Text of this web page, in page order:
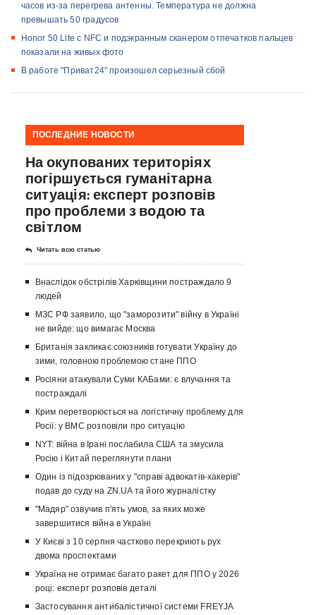
часов из-за перегрева антенны. Температура не должна
превышать 50 градусов
Honor 50 Lite с NFC и подэкранным сканером отпечатков пальцев
показали на живых фото
В работе "Приват24" произошел серьезный сбой
ПОСЛЕДНИЕ НОВОСТИ
На окупованих територіях
погіршується гуманітарна
ситуація: експерт розповів
про проблеми з водою та
світлом
Читать всю статью
Внаслідок обстрілів Харківщини постраждало 9
людей
МЗС РФ заявило, що "заморозити" війну в Україні
не вийде: що вимагає Москва
Британія закликає союзників готувати Україну до
зими, головною проблемою стане ППО
Росіяни атакували Суми КАБами: є влучання та
постраждалі
Крим перетворюється на логістичну проблему для
Росії: у ВМС розповіли про ситуацію
NYT: війна в Ірані послабила США та змусила
Росію і Китай переглянути плани
Один із підозрюваних у "справі адвокатів-хакерів"
подав до суду на ZN.UA та його журналістку
"Мадяр" озвучив п'ять умов, за яких може
завершитися війна в Україні
У Києві з 10 серпня частково перекриють рух
двома проспектами
Україна не отримає багато ракет для ППО у 2026
році: експерт розповів деталі
Застосування антибалістичної системи FREYJA